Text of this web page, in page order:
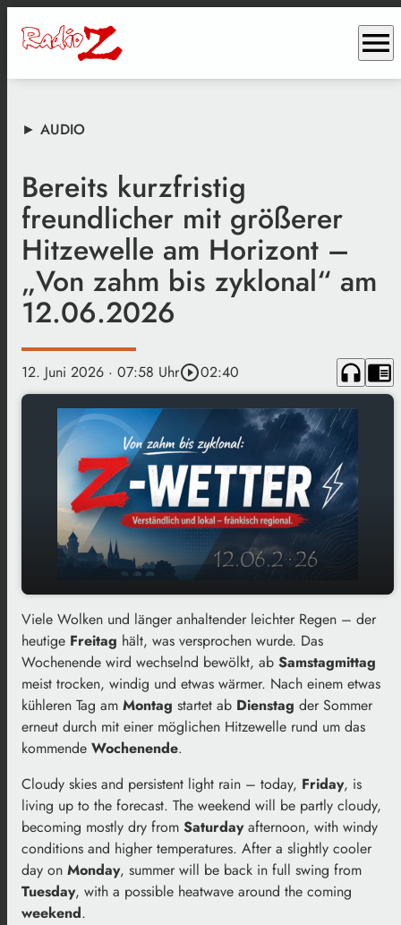
menu
► AUDIO
Bereits kurzfristig
freundlicher mit größerer
Hitzewelle am Horizont –
„Von zahm bis zyklonal“ am
12.06.2026
12. Juni 2026 · 07:58 Uhrplay_circle_outline02:40 headphones chrome_reader_mode
play_arrow
Bereits kurzfristig freundlicher mit größerer
Hitzewelle am Horizont – „Von zahm bis
zyklonal“ am 12.06.2026
00:00 02:40
Viele Wolken und länger anhaltender leichter Regen – der
heutige Freitag hält, was versprochen wurde. Das
Wochenende wird wechselnd bewölkt, ab Samstagmittag
meist trocken, windig und etwas wärmer. Nach einem etwas
kühleren Tag am Montag startet ab Dienstag der Sommer
erneut durch mit einer möglichen Hitzewelle rund um das
kommende Wochenende.
Cloudy skies and persistent light rain – today, Friday, is
living up to the forecast. The weekend will be partly cloudy,
becoming mostly dry from Saturdayafternoon, with windy
conditions and higher temperatures. After a slightly cooler
day on Monday, summer will be back in full swing from
Tuesday, with a possible heatwave around the coming
weekend.